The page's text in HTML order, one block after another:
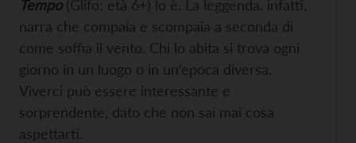
Tempo(Glifo; età 6+) lo è. La leggenda, infatti,
narra che compaia e scompaia a seconda di
come soffia il vento. Chi lo abita si trova ogni
giorno in un luogo o in un’epoca diversa.
Viverci può essere interessante e
sorprendente, dato che non sai mai cosa
aspettarti.